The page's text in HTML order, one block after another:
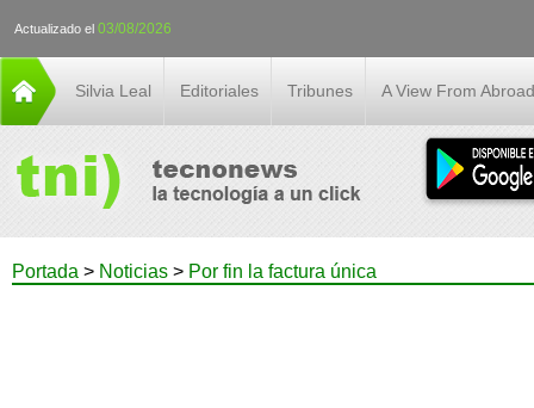
Actualizado el 03/08/2026
Silvia Leal Editoriales Tribunes A View From Abroad
Portada > Noticias > Por fin la factura única